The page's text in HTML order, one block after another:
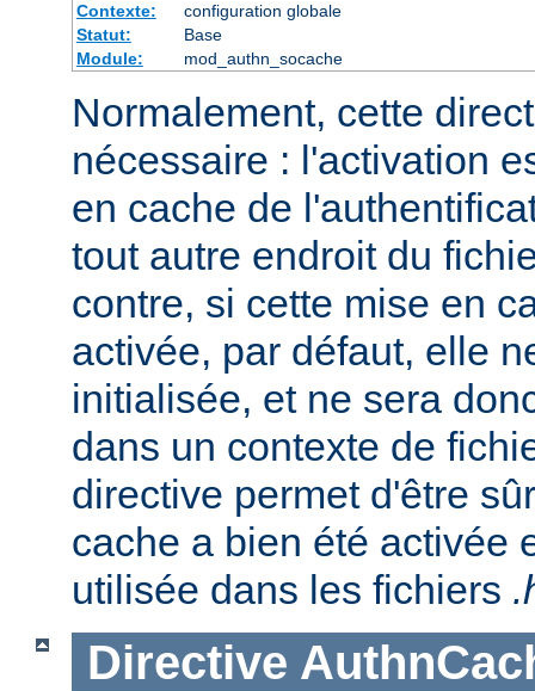
Contexte:
configuration globale
Statut:
Base
Module:
mod_authn_socache
Normalement, cette
nécessaire : l'activation
en cache de
tout autre endroit du
contre, si cette mise en
activée, par défaut, elle
initialisée, et ne sera
dans un contexte de
directive permet d'être
cache a bien été activée
utilisée dans les fichiers
Directive